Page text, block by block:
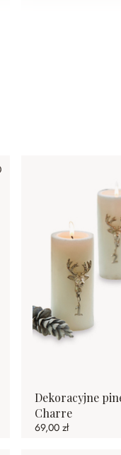
Dekoracyjne
Charre
69,00 zł